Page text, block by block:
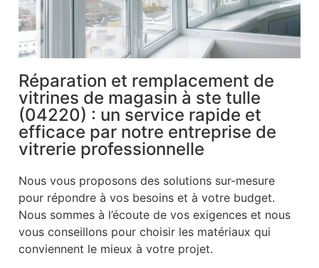
Réparation et remplacement de
vitrines de magasin à ste tulle
(04220) : un service rapide et
efficace par notre entreprise de
vitrerie professionnelle
Nous vous proposons des solutions sur-mesure
pour répondre à vos besoins et à votre budget.
Nous sommes à l’écoute de vos exigences et nous
vous conseillons pour choisir les matériaux qui
conviennent le mieux à votre projet.